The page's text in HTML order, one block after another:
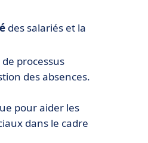
des salariés et la
processus
des absences.
pour aider les
dans le cadre